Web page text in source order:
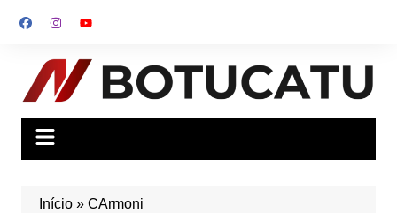
para
conteúdo
Início» CArmoni